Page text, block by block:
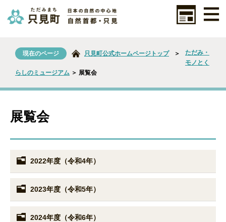
現在のページ 只見町公式ホームページトップ ＞
ただみ・
モノとく
らしのミュージアム ＞ 展覧会
展覧会
2022年度（令和4年）
2023年度（令和5年）
2024年度（令和6年）